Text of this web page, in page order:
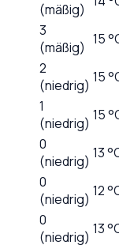
(mäßig)
3
(mäßig) 15
2
(niedrig) 15
1
(niedrig) 15
0
(niedrig) 13
0
(niedrig) 12
0
(niedrig) 13